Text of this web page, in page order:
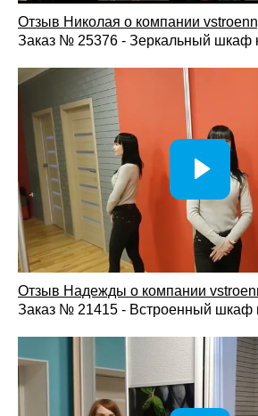
Для индивидуального оформления
• зеркальные вставки;
• фотопечать;
• декоративная фрезеровка;
• матовые и глянцевые поверхности;
• сочетание различных материалов и
Замена раздвижных дверей
обновить внешний вид шкафа и
новый интерьер без полной замены
Преимущества покупки
компании
размерам вашего шкафа и
конструкции.
Широкий выбор
механизмов и вариантов
Отзыв Николая о компании
Заказ № 25376 - Зеркальный шкаф
Отзыв Надежды о компании
Заказ № 21415 - Встроенный шкаф